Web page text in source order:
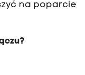
na poparcie